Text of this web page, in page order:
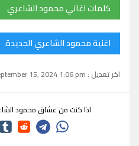
كلمات اغاني محمود الشاعري
اغنية محمود الشاعري الجديدة
اخر تعديل : September 15, 2024 1:06 pm
اذا كنت من عشاق محمود